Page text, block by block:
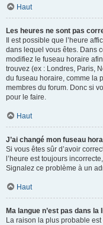
Haut
Les heures ne sont pas
Il est possible que l’heure
dans lequel vous êtes. Dans
modifiez le fuseau horaire
trouvez (ex : Londres, Paris,
du fuseau horaire, comme la
membres du forum. Donc si
pour le faire.
Haut
J’ai changé mon fuseau
Si vous êtes sûr d’avoir
l’heure est toujours
Signalez ce problème à un
Haut
Ma langue n’est pas dans la
La raison la plus probable est